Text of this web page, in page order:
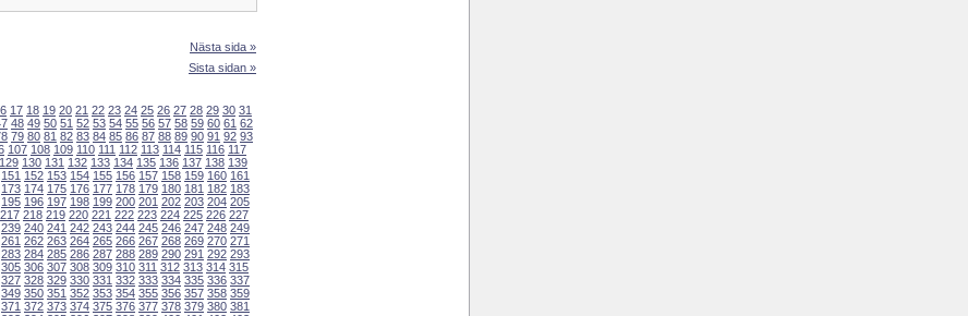
Nästa sida »
Sista sidan »
17 18 19 20 21 22 23 24 25 26 27 28 29 30 31
48 49 50 51 52 53 54 55 56 57 58 59 60 61 62
79 80 81 82 83 84 85 86 87 88 89 90 91 92 93
107 108 109 110 111 112 113 114 115 116 117
129 130 131 132 133 134 135 136 137 138 139
151 152 153 154 155 156 157 158 159 160 161
173 174 175 176 177 178 179 180 181 182 183
195 196 197 198 199 200 201 202 203 204 205
217 218 219 220 221 222 223 224 225 226 227
239 240 241 242 243 244 245 246 247 248 249
261 262 263 264 265 266 267 268 269 270 271
283 284 285 286 287 288 289 290 291 292 293
305 306 307 308 309 310 311 312 313 314 315
327 328 329 330 331 332 333 334 335 336 337
349 350 351 352 353 354 355 356 357 358 359
371 372 373 374 375 376 377 378 379 380 381